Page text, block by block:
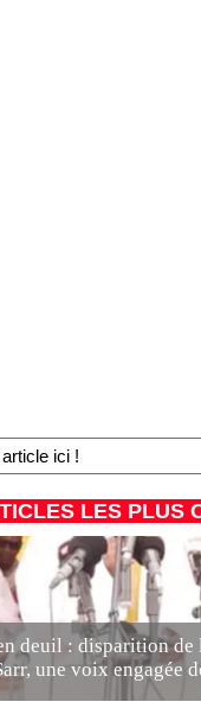
LES PLUS
deuil : disparition de
une voix engagée